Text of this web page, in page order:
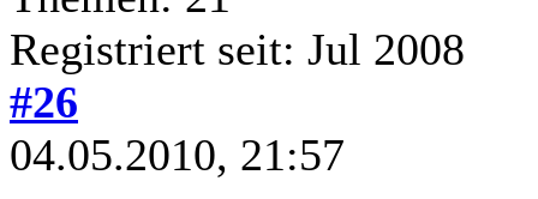
Registriert seit: Jul 2008
#26
04.05.2010, 21:57